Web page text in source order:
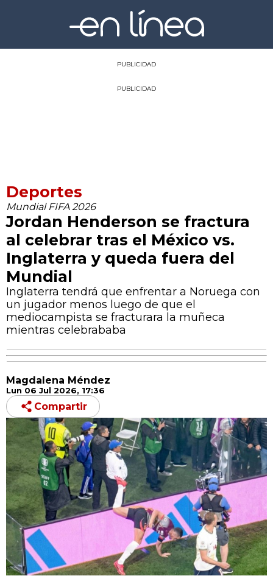
PUBLICIDAD
PUBLICIDAD
Deportes
Mundial FIFA 2026
Jordan Henderson se fractura
al celebrar tras el México vs.
Inglaterra y queda fuera del
Mundial
Inglaterra tendrá que enfrentar a Noruega con
un jugador menos luego de que el
mediocampista se fracturara la muñeca
mientras celebrababa
Magdalena Méndez
Lun 06 Jul 2026, 17:36
Compartir